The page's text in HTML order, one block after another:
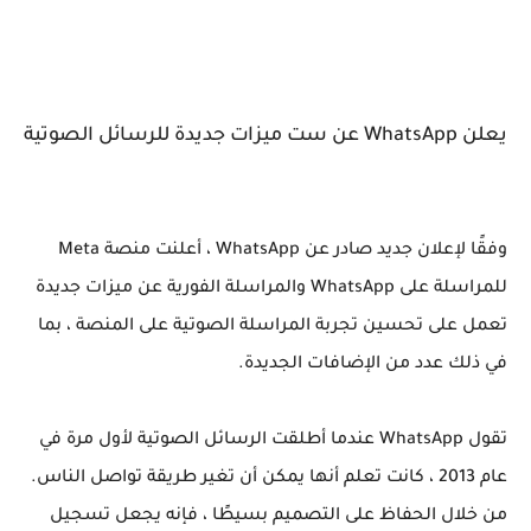
يعلن WhatsApp عن ست ميزات جديدة للرسائل الصوتية
وفقًا لإعلان جديد صادر عن WhatsApp ، أعلنت منصة Meta
للمراسلة على WhatsApp والمراسلة الفورية عن ميزات جديدة
تعمل على تحسين تجربة المراسلة الصوتية على المنصة ، بما
في ذلك عدد من الإضافات الجديدة.
تقول WhatsApp عندما أطلقت الرسائل الصوتية لأول مرة في
عام 2013 ، كانت تعلم أنها يمكن أن تغير طريقة تواصل الناس.
من خلال الحفاظ على التصميم بسيطًا ، فإنه يجعل تسجيل